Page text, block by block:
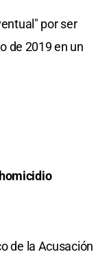
por ser
de 2019 en un
de la Acusación